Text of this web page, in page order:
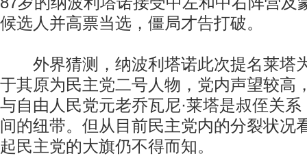
候选人并高票当选，僵局才告打破。
外界猜测，纳波利塔诺此次提名莱塔
于其原为民主党二号人物，党内声望较高
与自由人民党元老乔瓦尼·莱塔是叔侄关
间的纽带。但从目前民主党内的分裂状况
起民主党的大旗仍不得而知。